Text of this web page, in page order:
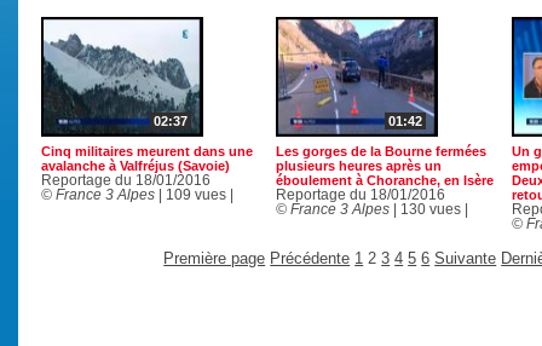
02:37
Cinq militaires meurent dans une
avalanche à Valfréjus (Savoie)
Reportage du 18/01/2016
© France 3 Alpes| 109 vues |
01:42
Les gorges de la Bourne fermées
plusieurs heures après un
éboulement à Choranche, en Isère
Reportage du 18/01/2016
© France 3 Alpes| 130 vues |
Un
©
Première page Précédente 1 2 3 4 5 6 Suivante